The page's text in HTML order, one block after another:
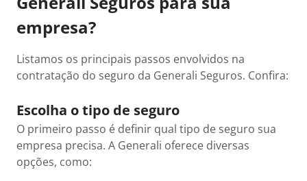
empresa?
Listamos os principais passos envolvidos na
contratação do seguro da Generali Seguros. Confira:
Escolha o tipo de seguro
O primeiro passo é definir qual tipo de seguro sua
empresa precisa. A Generali oferece diversas
opções, como: